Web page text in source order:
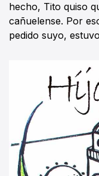
hecho, Tito quiso
cañuelense. Por
pedido suyo,